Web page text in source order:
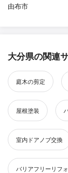
由布市
大分県の関連
庭木の剪定
屋根塗装
室内ドアノブ交換
バリアフリーリフ